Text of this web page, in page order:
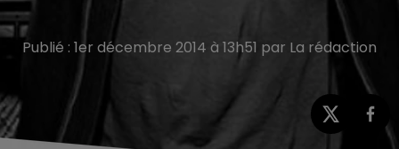
Publié : 1er décembre 2014 à 13h51 par La rédaction